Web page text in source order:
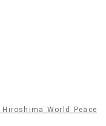
World Peace